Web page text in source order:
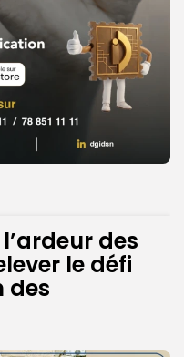
des
le défi
des